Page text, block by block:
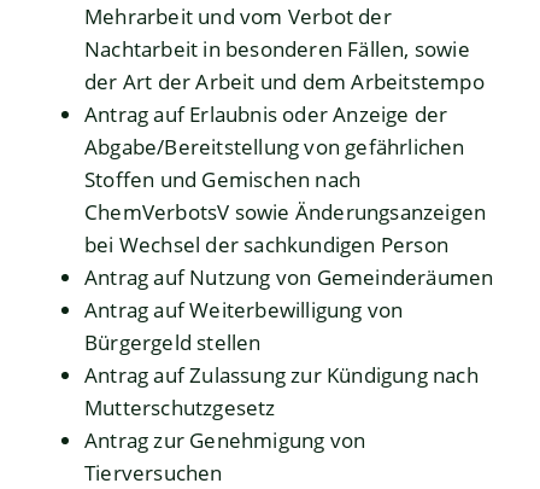
Mehrarbeit und vom Verbot der
Nachtarbeit in besonderen Fällen, sowie
der Art der Arbeit und dem Arbeitstempo
Antrag auf Erlaubnis oder Anzeige der
Abgabe/Bereitstellung von gefährlichen
Stoffen und Gemischen nach
ChemVerbotsV sowie Änderungsanzeigen
bei Wechsel der sachkundigen Person
Antrag auf Nutzung von Gemeinderäumen
Antrag auf Weiterbewilligung von
Bürgergeld stellen
Antrag auf Zulassung zur Kündigung nach
Mutterschutzgesetz
Antrag zur Genehmigung von
Tierversuchen